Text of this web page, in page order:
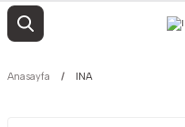
Anasayfa INA